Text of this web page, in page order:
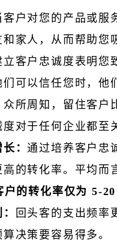
客户对您的产品或服
家人，从而帮助您
立客户忠诚度表明您
可以信任您时，他
众所周知，留住客户
对于任何企业都至
长：通过培养客户忠
的转化率。平均而
户的转化率仅为 5-
回头客的支出频率
决策要容易得多。